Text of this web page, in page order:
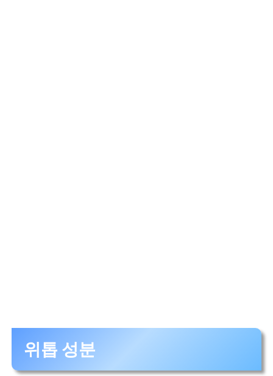
위톱 성분